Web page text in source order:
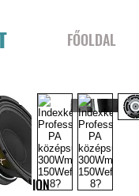
FŐOLDAL